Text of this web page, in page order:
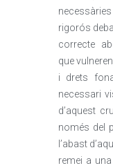
rigorós
correcte
que
i drets
necessari
d’aquest
només del
l’abast
remei a